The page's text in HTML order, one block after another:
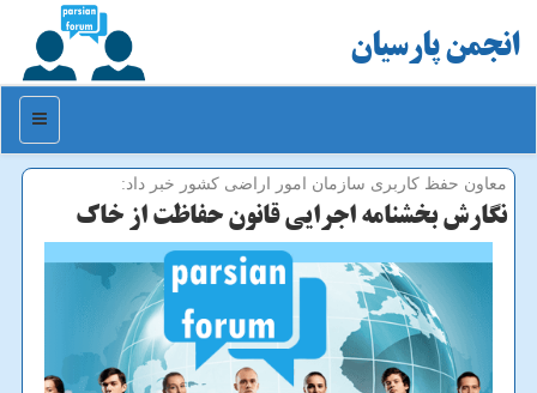
انجمن پارسیان
منو
معاون حفظ كاربری سازمان امور اراضی كشور خبر داد:
نگارش بخشنامه اجرایی قانون حفاظت از خاك